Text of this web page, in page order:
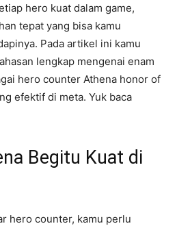
hero kuat dalam game,
tepat yang bisa kamu
Pada artikel ini kamu
lengkap mengenai enam
hero counter Athena honor of
efektif di meta. Yuk baca
Begitu Kuat di
hero counter, kamu perlu